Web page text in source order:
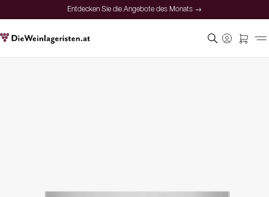
Entdecken Sie die Angebote des Monats →